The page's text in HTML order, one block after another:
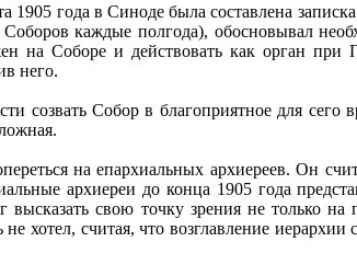
года в Синоде была составлена
каждые полгода), обосновывал
на Соборе и действовать как орган
него.
Собор в благоприятное для сего
на епархиальных архиереев. Он
архиереи до конца 1905 года
свою точку зрения не только
хотел, считая, что возглавление